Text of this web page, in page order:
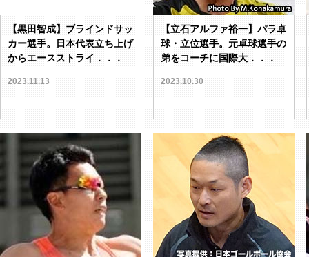
【黒田智成】ブラインドサッ
カー選手。日本代表立ち上げ
からエースストライ．．．
2023.11.13
【立石アルファ裕一】パラ卓
球・立位選手。元卓球選手の
弟をコーチに国際大．．．
2023.10.30